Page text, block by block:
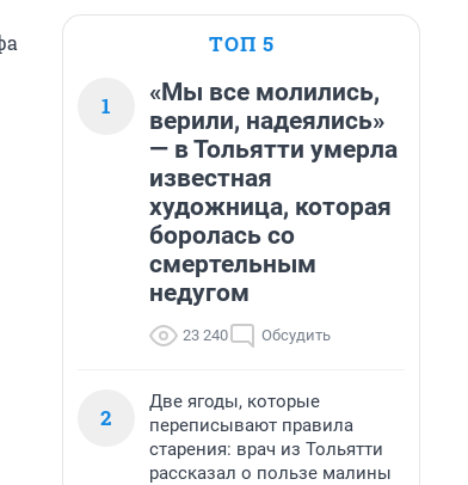
ТОП 5
1
«Мы все молились,
верили, надеялись»
— в Тольятти умерла
известная
художница, которая
боролась со
смертельным
недугом
23 240 Обсудить
2
Две ягоды, которые
переписывают правила
старения: врач из Тольятти
рассказал о пользе малины